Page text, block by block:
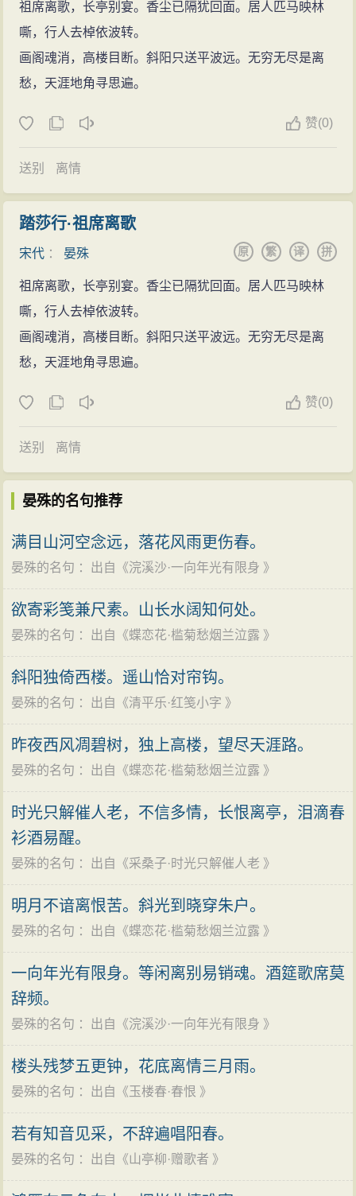
部。至和元年（1054）六月，晏殊因病请求回京城医
治，待病好以后，再出京任职，仁宗特意把他留下来，
让他为自己讲经释义，让他五天到自己这里来一次，按
宗想前去看他。晏殊知道后就立刻派人捎信给仁宗，信
月27日）去世。仁宗虽然亲自前去哀悼，但仍因没能在
他卧病时来看望他感到
晏殊司空（三公之一）兼侍中（官名，门下省长官）的
官爵，赐谥号为“元献”，在碑文的首款篆写了“旧学之碑”
四个字。晏殊虽多年身居要位，却平易近人。他唯贤是
举，范仲淹、孔道辅、王安石等均出自其门下；韩琦、
富弼、欧阳修等皆经他栽培、荐引，都得到重用。韩琦
但殊举贤不避亲，晏殊为宰相时，富弼为枢密副使，后
祖席离歌，长亭别宴。香尘已隔犹回面。居人匹马映林
嘶，行人去棹依波转。
画阁魂消，高楼目断。斜阳只送平波远。无穷无尽是离
愁，天涯地角寻思遍。
赞(0)
送别 离情
踏莎行·祖席离歌
宋代 ： 晏殊 拼
译
繁
原
祖席离歌，长亭别宴。香尘已隔犹回面。居人匹马映林
嘶，行人去棹依波转。
画阁魂消，高楼目断。斜阳只送平波远。无穷无尽是离
愁，天涯地角寻思遍。
赞(0)
送别 离情
晏殊的名句推荐
满目山河空念远，落花风雨更伤春。
晏殊的名句 ：出自《浣溪沙·一向年光有限身 》
欲寄彩笺兼尺素。山长水阔知何处。
晏殊的名句 ：出自《蝶恋花·槛菊愁烟兰泣露 》
斜阳独倚西楼。遥山恰对帘钩。
晏殊的名句 ：出自《清平乐·红笺小字 》
昨夜西风凋碧树，独上高楼，望尽天涯路。
晏殊的名句 ：出自《蝶恋花·槛菊愁烟兰泣露 》
时光只解催人老，不信多情，长恨离亭，泪滴春
衫酒易醒。
晏殊的名句 ：出自《采桑子·时光只解催人老 》
明月不谙离恨苦。斜光到晓穿朱户。
晏殊的名句 ：出自《蝶恋花·槛菊愁烟兰泣露 》
一向年光有限身。等闲离别易销魂。酒筵歌席莫
辞频。
晏殊的名句 ：出自《浣溪沙·一向年光有限身 》
楼头残梦五更钟，花底离情三月雨。
晏殊的名句 ：出自《玉楼春·春恨 》
若有知音见采，不辞遍唱阳春。
晏殊的名句 ：出自《山亭柳·赠歌者 》